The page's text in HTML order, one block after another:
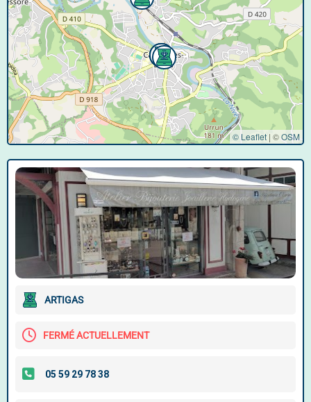
© Leaflet | ©OSM
ARTIGAS
FERMÉ ACTUELLEMENT